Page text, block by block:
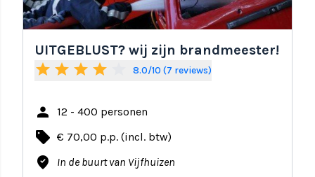
UITGEBLUST? wij zijn brandmeester!
star star star star 8.0/10 (7 reviews)
person 12 - 400 personen
local_offer € 70,00 p.p. (incl. btw)
where_to_vote In de buurt van Vijfhuizen